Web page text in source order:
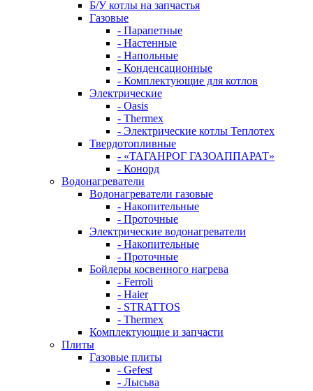
Б/У котлы на запчастья
Газовые
- Парапетные
- Настенные
- Напольные
- Конденсационные
- Комплектующие для котлов
Электрические
- Oasis
- Thermex
- Электрические котлы Теплотех
Твердотопливные
- «ТАГАНРОГ ГАЗОАППАРАТ»
- Конорд
Водонагреватели
Водонагреватели газовые
- Накопительные
- Проточные
Электрические водонагреватели
- Накопительные
- Проточные
Бойлеры косвенного нагрева
- Ferroli
- Haier
- STRATTOS
- Thermex
Комплектующие и запчасти
Плиты
Газовые плиты
- Gefest
- Лысьва